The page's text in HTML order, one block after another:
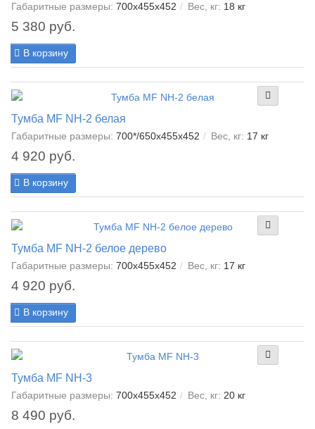
Габаритные размеры: 700x455x452 Вес, кг: 18 кг
5 380 руб.
В корзину
Тумба MF NH-2 белая
Габаритные размеры: 700*/650x455x452 Вес, кг: 17 кг
4 920 руб.
В корзину
Тумба MF NH-2 белое дерево
Габаритные размеры: 700x455x452 Вес, кг: 17 кг
4 920 руб.
В корзину
Тумба МF NH-3
Габаритные размеры: 700x455x452 Вес, кг: 20 кг
8 490 руб.